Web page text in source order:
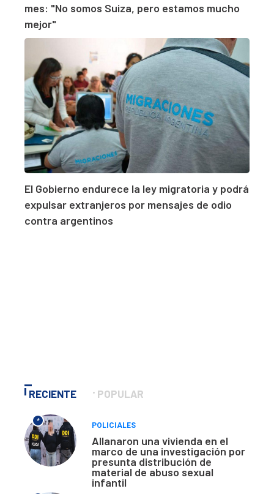
mes: "No somos Suiza, pero estamos mucho
mejor"
El Gobierno endurece la ley migratoria y podrá
expulsar extranjeros por mensajes de odio
contra argentinos
RECIENTE POPULAR
*
POLICIALES
Allanaron una vivienda en el
marco de una investigación por
presunta distribución de
material de abuso sexual
infantil